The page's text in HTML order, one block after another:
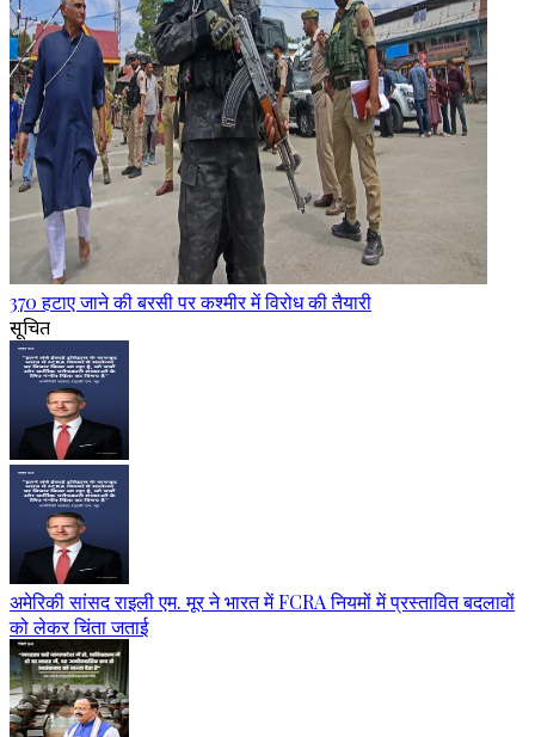
370 हटाए जाने की बरसी पर कश्मीर में विरोध की तैयारी
सूचित
अमेरिकी सांसद राइली एम. मूर ने भारत में FCRA नियमों में प्रस्तावित बदलावों
को लेकर चिंता जताई